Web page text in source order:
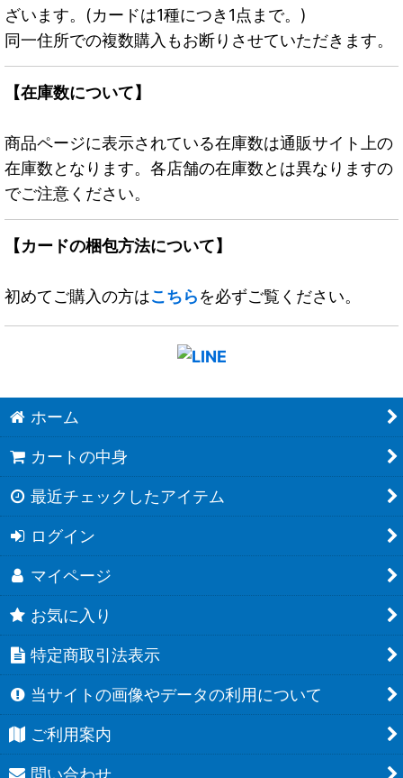
ざいます。(カードは1種につき1点まで。)
同一住所での複数購入もお断りさせていただきます。
【在庫数について】
商品ページに表示されている在庫数は通販サイト上の
在庫数となります。各店舗の在庫数とは異なりますの
でご注意ください。
【カードの梱包方法について】
初めてご購入の方はこちらを必ずご覧ください。
ホーム
カートの中身
最近チェックしたアイテム
ログイン
マイページ
お気に入り
特定商取引法表示
当サイトの画像やデータの利用について
ご利用案内
問い合わせ